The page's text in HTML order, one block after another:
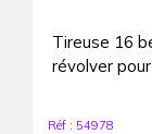
Tireuse 16
révolver
Réf : 54978